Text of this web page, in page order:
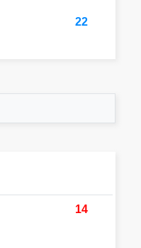
22
14